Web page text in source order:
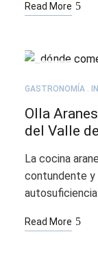
Read More
16
GASTRONOMÍA
Olla
del Valle
La cocina
contundente y
Read More